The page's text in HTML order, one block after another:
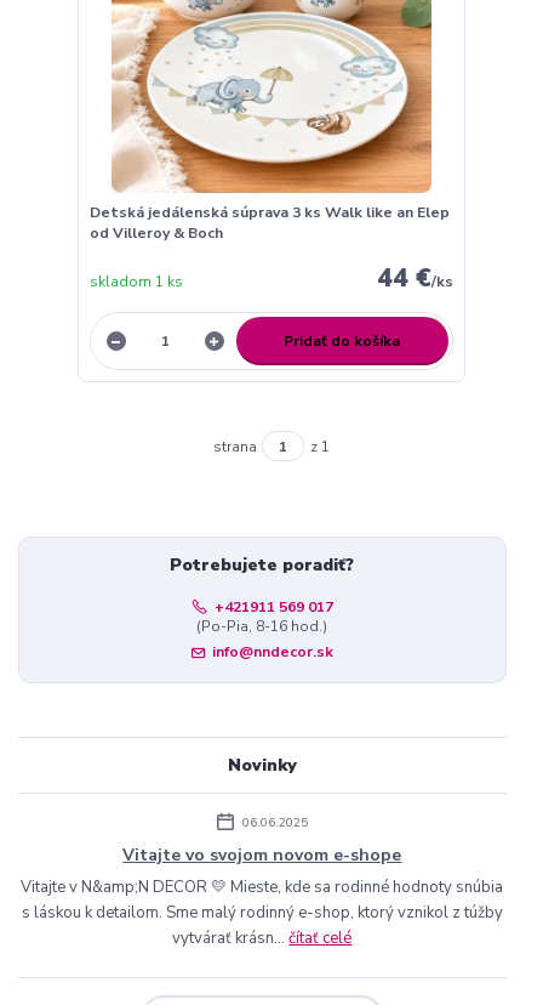
Detská jedálenská súprava 3 ks Walk like an Elep
od Villeroy & Boch
44 €/ks
skladom 1 ks
Pridať do košíka
strana z 1
Potrebujete poradiť?
+421911 569 017
(Po-Pia, 8-16 hod.)
info@nndecor.sk
Novinky
06.06.2025
Vitajte vo svojom novom e-shope
Vitajte v N&amp;N DECOR 💛 Mieste, kde sa rodinné hodnoty snúbia
s láskou k detailom. Sme malý rodinný e-shop, ktorý vznikol z túžby
vytvárať krásn...čítať celé